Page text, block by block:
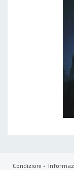
Condizioni •